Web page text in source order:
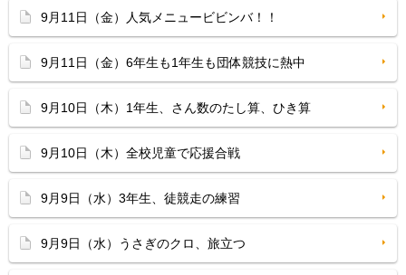
9月11日（金）人気メニュービビンバ！！
9月11日（金）6年生も1年生も団体競技に熱中
9月10日（木）1年生、さん数のたし算、ひき算
9月10日（木）全校児童で応援合戦
9月9日（水）3年生、徒競走の練習
9月9日（水）うさぎのクロ、旅立つ